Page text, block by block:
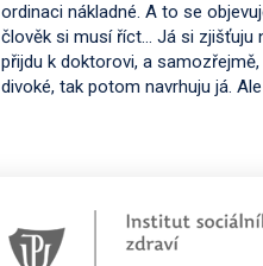
ordinaci nákladné. A to se
člověk si musí říct… Já si zjišťuju
přijdu k doktorovi, a
divoké, tak potom navrhuju já.